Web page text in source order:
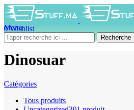
0Wishlist
0produit 0DH
Menu
Recherche
Dinosuar
Catégories
Tous produits